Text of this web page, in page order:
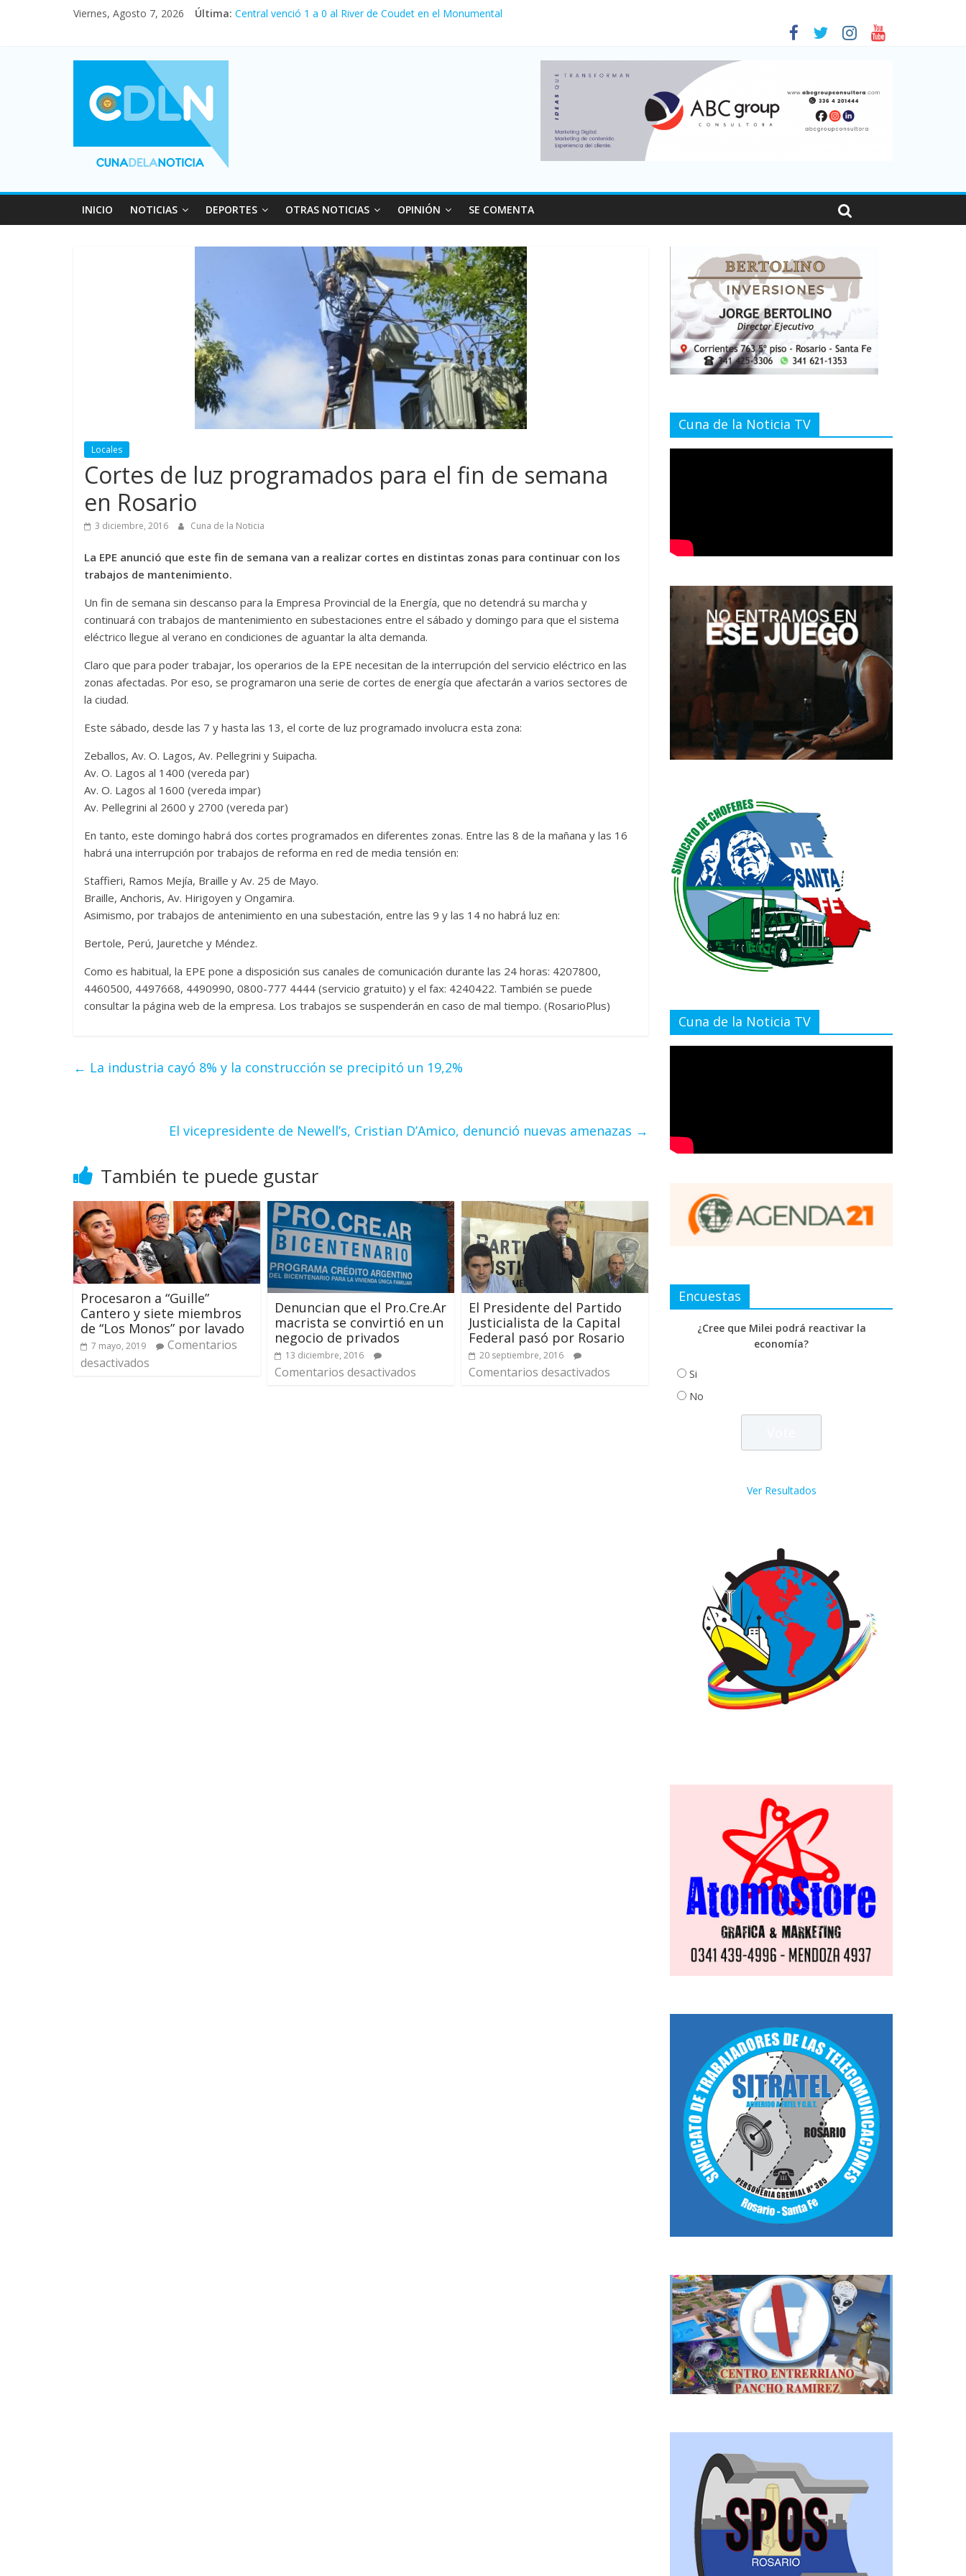
Viernes, Agosto 7, 2026 Última: Central venció 1 a 0 al River de Coudet en el Monumental
Vacaciones de invierno con más movimiento y consumo turístico: 4,6 millones de personas viajaron por el país, un 5,9% más que en 2025
Fuerte caída de la venta de autos usados en julio: bajó un 12,6% interanual
INICIO NOTICIAS DEPORTES OTRAS NOTICIAS OPINIÓN SE COMENTA
Locales
Cortes de luz programados para el fin de semana
en Rosario
3 diciembre, 2016 Cuna de la Noticia
La EPE anunció que este fin de semana van a realizar cortes en distintas zonas para continuar con los
trabajos de mantenimiento.
Un fin de semana sin descanso para la Empresa Provincial de la Energía, que no detendrá su marcha y
continuará con trabajos de mantenimiento en subestaciones entre el sábado y domingo para que el sistema
eléctrico llegue al verano en condiciones de aguantar la alta demanda.
Claro que para poder trabajar, los operarios de la EPE necesitan de la interrupción del servicio eléctrico en las
zonas afectadas. Por eso, se programaron una serie de cortes de energía que afectarán a varios sectores de
la ciudad.
Este sábado, desde las 7 y hasta las 13, el corte de luz programado involucra esta zona:
Zeballos, Av. O. Lagos, Av. Pellegrini y Suipacha.
Av. O. Lagos al 1400 (vereda par)
Av. O. Lagos al 1600 (vereda impar)
Av. Pellegrini al 2600 y 2700 (vereda par)
En tanto, este domingo habrá dos cortes programados en diferentes zonas. Entre las 8 de la mañana y las 16
habrá una interrupción por trabajos de reforma en red de media tensión en:
Staffieri, Ramos Mejía, Braille y Av. 25 de Mayo.
Braille, Anchoris, Av. Hirigoyen y Ongamira.
Asimismo, por trabajos de antenimiento en una subestación, entre las 9 y las 14 no habrá luz en:
Bertole, Perú, Jauretche y Méndez.
Como es habitual, la EPE pone a disposición sus canales de comunicación durante las 24 horas: 4207800,
4460500, 4497668, 4490990, 0800-777 4444 (servicio gratuito) y el fax: 4240422. También se puede
consultar la página web de la empresa. Los trabajos se suspenderán en caso de mal tiempo. (RosarioPlus)
← La industria cayó 8% y la construcción se precipitó un 19,2%
El vicepresidente de Newell’s, Cristian D’Amico, denunció nuevas amenazas →
También te puede gustar
Procesaron a “Guille”
Cantero y siete miembros
de “Los Monos” por lavado
7 mayo, 2019
Comentarios
desactivados
Denuncian que el Pro.Cre.Ar
macrista se convirtió en un
negocio de privados
13 diciembre, 2016
Comentarios desactivados
El Presidente del Partido
Justicialista de la Capital
Federal pasó por Rosario
20 septiembre, 2016
Comentarios desactivados
Cuna de la Noticia TV
Cuna de la Noticia TV
Encuestas
¿Cree que Milei podrá reactivar la
economía?
Si
No
Ver Resultados